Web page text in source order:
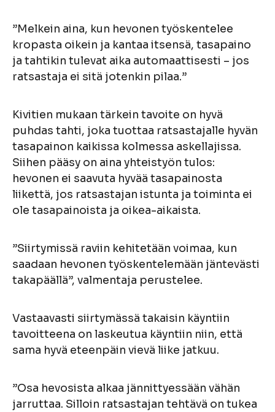
”Melkein aina, kun hevonen työskentelee
kropasta oikein ja kantaa itsensä, tasapaino
ja tahtikin tulevat aika automaattisesti – jos
ratsastaja ei sitä jotenkin pilaa.”
Kivitien mukaan tärkein tavoite on hyvä
puhdas tahti, joka tuottaa ratsastajalle hyvän
tasapainon kaikissa kolmessa askellajissa.
Siihen pääsy on aina yhteistyön tulos:
hevonen ei saavuta hyvää tasapainosta
liikettä, jos ratsastajan istunta ja toiminta ei
ole tasapainoista ja oikea-aikaista.
”Siirtymissä raviin kehitetään voimaa, kun
saadaan hevonen työskentelemään jäntevästi
takapäällä”, valmentaja perustelee.
Vastaavasti siirtymässä takaisin käyntiin
tavoitteena on laskeutua käyntiin niin, että
sama hyvä eteenpäin vievä liike jatkuu.
”Osa hevosista alkaa jännittyessään vähän
jarruttaa. Silloin ratsastajan tehtävä on tukea